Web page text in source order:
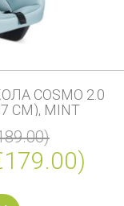
COSMO 2.0
СМ), MINT